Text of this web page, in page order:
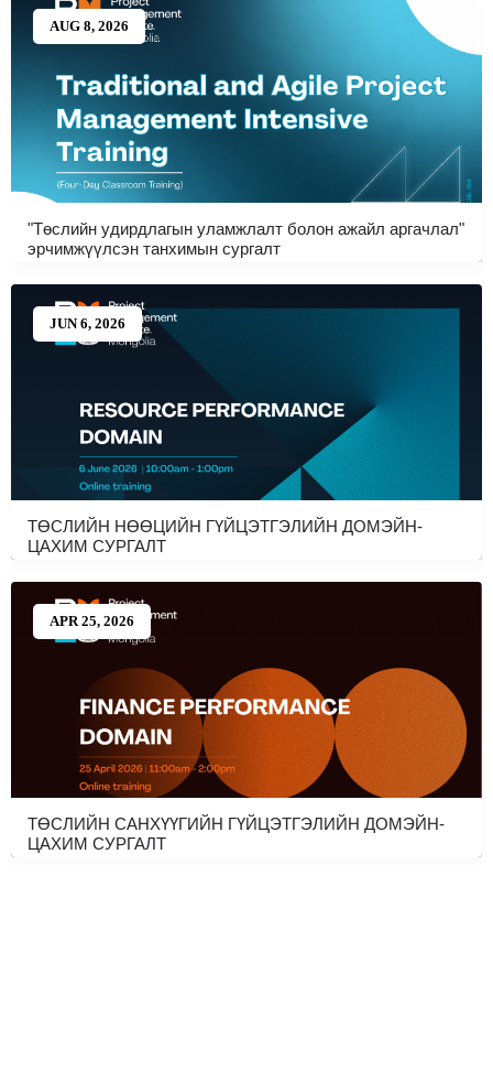
"Төслийн удирдлагын уламжлалт болон ажайл аргачлал"
эрчимжүүлсэн танхимын сургалт
AUG 8, 2026
ТӨСЛИЙН НӨӨЦИЙН ГҮЙЦЭТГЭЛИЙН ДОМЭЙН-
ЦАХИМ СУРГАЛТ
JUN 6, 2026
ТӨСЛИЙН САНХҮҮГИЙН ГҮЙЦЭТГЭЛИЙН ДОМЭЙН-
ЦАХИМ СУРГАЛТ
APR 25, 2026